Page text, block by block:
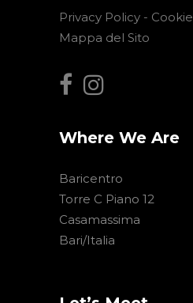
Privacy Policy - Cookie
Mappa del Sito
Where We Are
Baricentro
Torre C Piano 12
Casamassima
Bari/Italia